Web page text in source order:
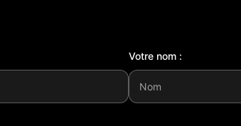
Votre nom :